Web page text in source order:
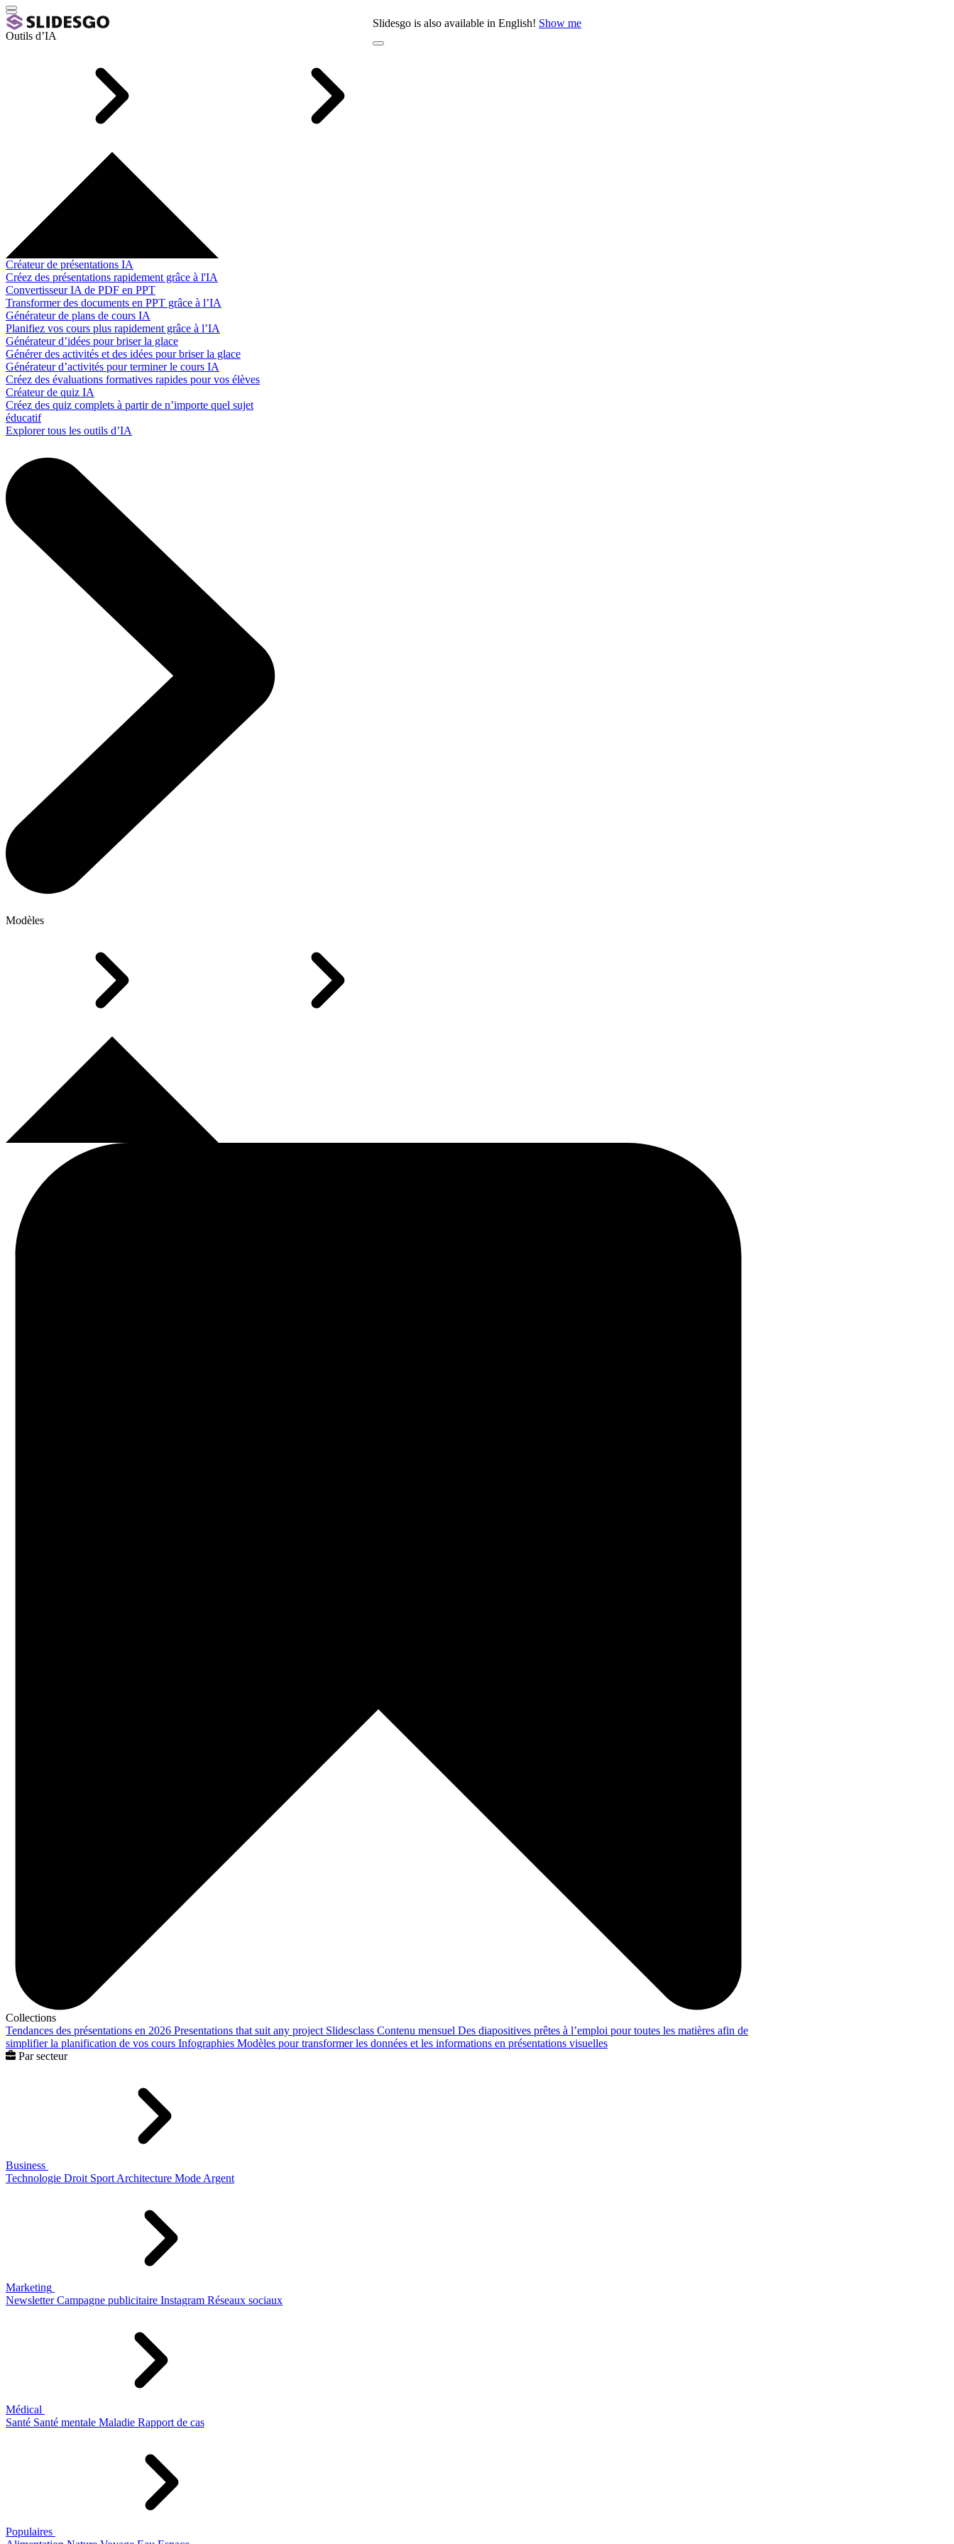
Slidesgo is also available in English! Show me
Outils d’IA
Créateur de présentations IA
Créez des présentations rapidement grâce à l'IA
Convertisseur IA de PDF en PPT
Transformer des documents en PPT grâce à l’IA
Générateur de plans de cours IA
Planifiez vos cours plus rapidement grâce à l’IA
Générateur d’idées pour briser la glace
Générer des activités et des idées pour briser la glace
Générateur d’activités pour terminer le cours IA
Créez des évaluations formatives rapides pour vos élèves
Créateur de quiz IA
Créez des quiz complets à partir de n’importe quel sujet
éducatif
Explorer tous les outils d’IA
Modèles
Collections
Tendances des présentations en 2026 Presentations that suit any project Slidesclass Contenu mensuel Des diapositives prêtes à l’emploi pour toutes les matières afin de
simplifier la planification de vos cours Infographies Modèles pour transformer les données et les informations en présentations visuelles
Par secteur
Business
Technologie Droit Sport Architecture Mode Argent
Marketing
Newsletter Campagne publicitaire Instagram Réseaux sociaux
Médical
Santé Santé mentale Maladie Rapport de cas
Populaires